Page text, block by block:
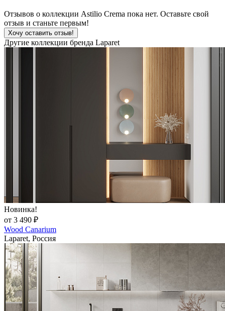
Отзывов о коллекции Astilio Crema пока нет. Оставьте свой
отзыв и станьте первым!
Хочу оставить отзыв!
Другие коллекции бренда Laparet
Новинка!
от 3 490 ₽
Wood Canarium
Laparet, Россия